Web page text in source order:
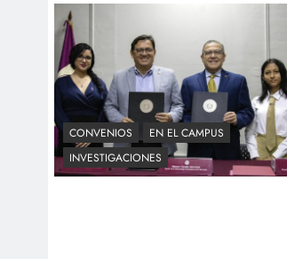
CONVENIOS
EN EL CAMPUS
INVESTIGACIONES